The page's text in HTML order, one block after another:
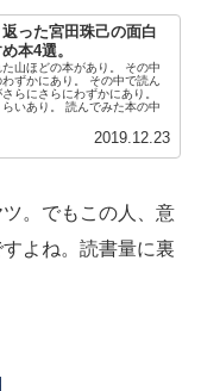
った宮田珠己の面白
本4選。
山ほどの本があり。 その中
ずかにあり。 その中で読ん
らにさらにわずかにあり。
いあり。 読んでみた本の中
2019.12.23
。でもこの人、意
よね。読書量に裏